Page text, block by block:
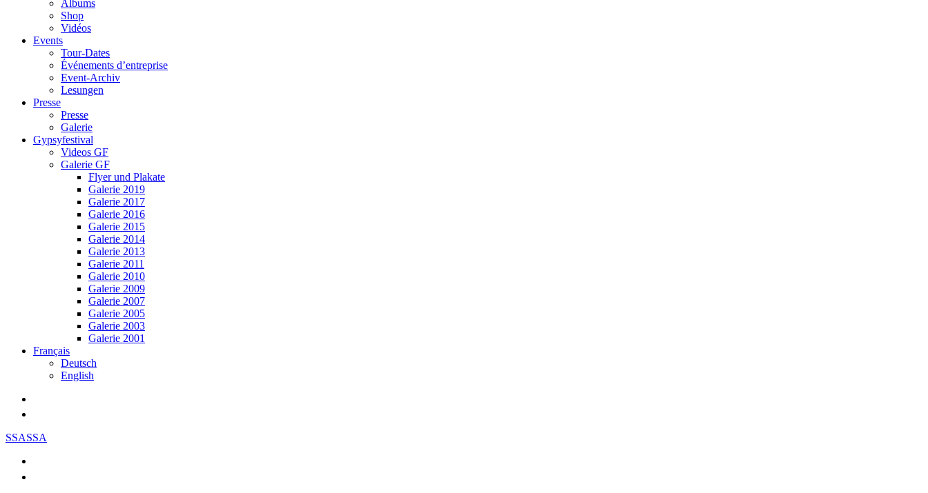
Albums
Shop
Vidéos
Events
Tour-Dates
Événements d’entreprise
Event-Archiv
Lesungen
Presse
Presse
Galerie
Gypsyfestival
Videos GF
Galerie GF
Flyer und Plakate
Galerie 2019
Galerie 2017
Galerie 2016
Galerie 2015
Galerie 2014
Galerie 2013
Galerie 2011
Galerie 2010
Galerie 2009
Galerie 2007
Galerie 2005
Galerie 2003
Galerie 2001
Français
Deutsch
English
SSASSA